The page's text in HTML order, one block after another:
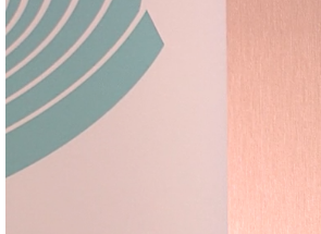
Предварительный